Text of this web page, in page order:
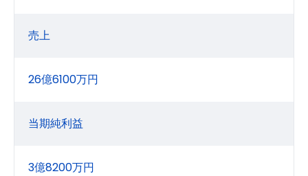
売上
26億6100万円
当期純利益
3億8200万円